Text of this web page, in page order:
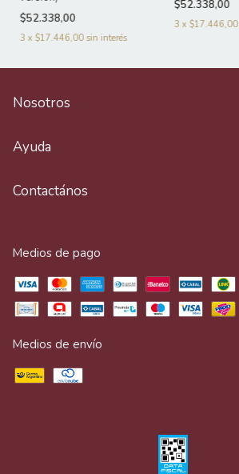
$52.338,00
3 x $17.446,00 sin interés
$52.338,00
3 x $17.446,00
Nosotros
Ayuda
Contactános
Medios de pago
Medios de envío